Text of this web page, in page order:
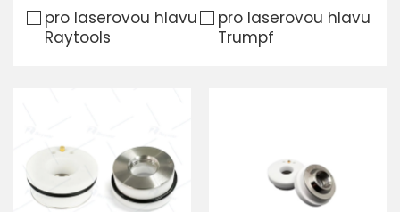
Kontaktujte nás
pro laserovou hlavu
Raytools
pro laserovou hlavu
Trumpf